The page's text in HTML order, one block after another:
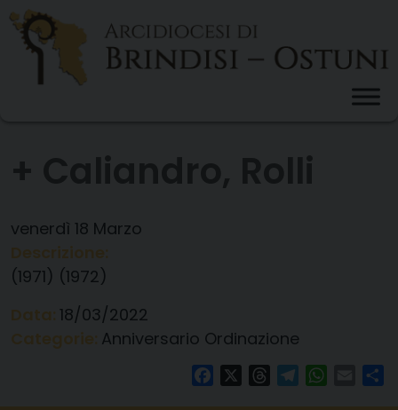
Skip
content
venerdì 18 Marzo
(1971) (1972)
18/03/2022
Anniversario Ordinazione
FacebookThreadsTelegram Email